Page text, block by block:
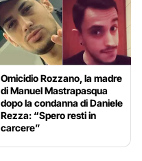
Omicidio Rozzano, la madre
di Manuel Mastrapasqua
dopo la condanna di Daniele
Rezza: “Spero resti in
carcere”